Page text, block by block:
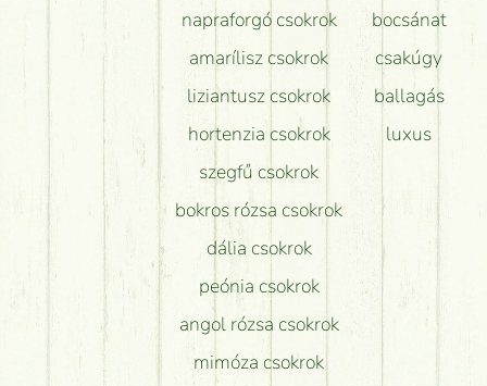
napraforgó csokrok
amarílisz csokrok
liziantusz csokrok
hortenzia csokrok
szegfű csokrok
bokros rózsa csokrok
dália csokrok
peónia csokrok
angol rózsa csokrok
mimóza csokrok
bocsánat
csakúgy
ballagás
luxus